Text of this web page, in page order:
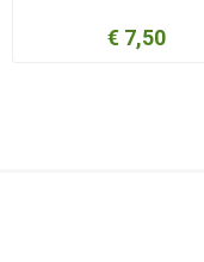
€ 7,50